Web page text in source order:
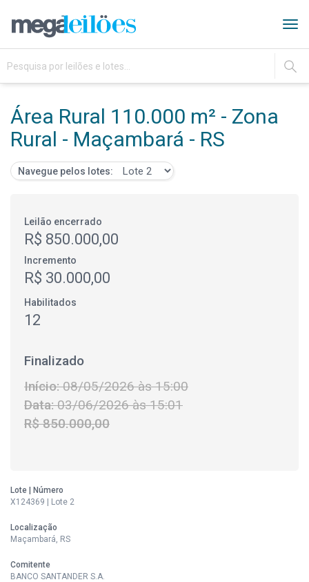
IR
Área Rural 110.000 m² - Zona
Rural - Maçambará - RS
Navegue pelos lotes:
Leilão encerrado
R$ 850.000,00
Incremento
R$ 30.000,00
Habilitados
12
Finalizado
Início:08/05/2026 às 15:00
Data:03/06/2026 às 15:01
R$ 850.000,00
Lote | Número
X124369 | Lote 2
Localização
Maçambará, RS
Comitente
BANCO SANTANDER S.A.